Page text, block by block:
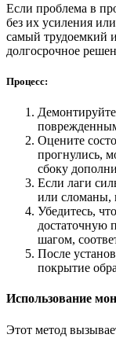
Если проблема в
без их усиления
самый трудоемкий
долгосрочное
Процесс:
Оцените
прогнулись,
сбоку
Если лаги
или сломаны,
Убедитесь,
достаточную
шагом,
После
покрытие
Использование
Этот метод